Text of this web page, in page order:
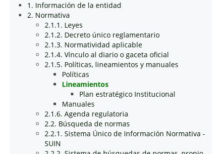
1. Información de la entidad
2. Normativa
2.1.1. Leyes
2.1.2. Decreto único reglamentario
2.1.3. Normatividad aplicable
2.1.4. Vínculo al diario o gaceta oficial
2.1.5. Políticas, lineamientos y manuales
Políticas
Lineamientos
Plan estratégico Institucional
Manuales
2.1.6. Agenda regulatoria
2.2. Búsqueda de normas
2.2.1. Sistema Único de Información Normativa -
SUIN